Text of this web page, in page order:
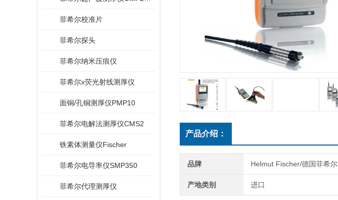
菲希尔校准片
菲希尔探头
菲希尔纳米压痕仪
菲希尔x荧光射线测厚仪
面铜/孔铜测厚仪PMP10
菲希尔电解法测厚仪CMS2
铁素体测量仪Fischer
菲希尔电导率仪SMP350
菲希尔代理测厚仪
产品介绍：
品牌 Helmut Fischer/德国菲希尔
产地类别 进口